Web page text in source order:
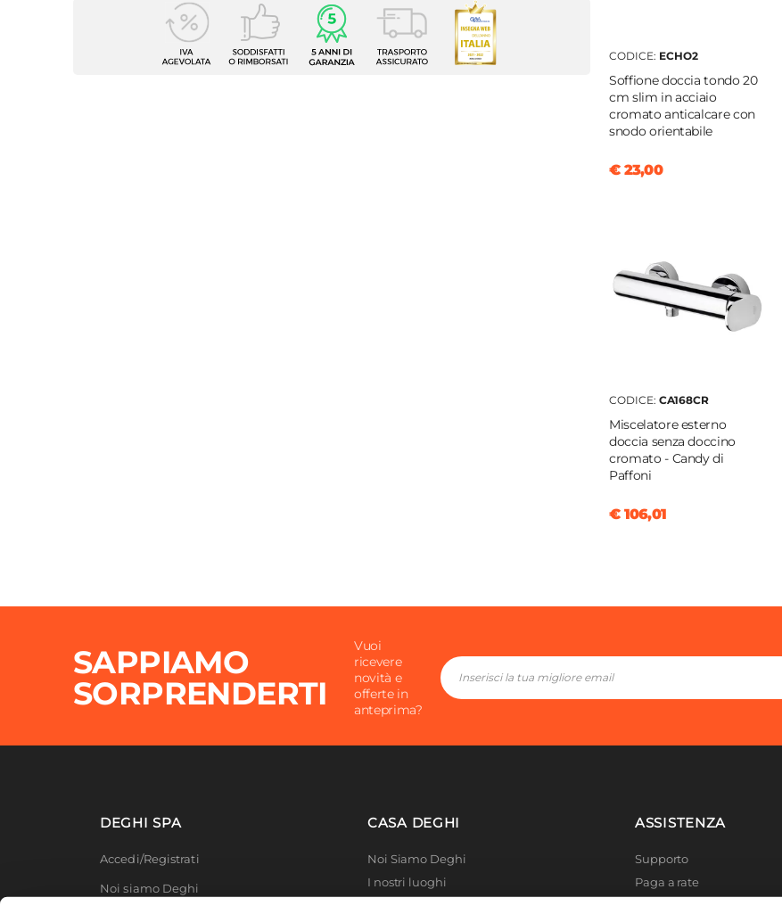
Caratteristiche
Braccio doccia
Paffoni
CODICE: ECHO2
Soffione doccia tondo 20
cm slim in acciaio
cromato anticalcare con
snodo orientabile
€ 23,00
CODICE: CA168CR
Miscelatore esterno
doccia senza doccino
cromato - Candy di
Paffoni
€ 106,01
SAPPIAMO
SORPRENDERTI
Vuoi
ricevere
novità e
offerte in
anteprima?
DEGHI SPA
Accedi/Registrati
Noi siamo Deghi
CASA DEGHI
Noi Siamo Deghi
I nostri luoghi
ASSISTENZA
Supporto
Paga a rate